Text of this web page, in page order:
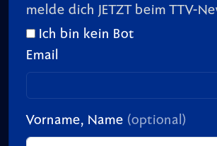
melde dich JETZT beim TTV-
Ich bin kein Bot
Email
Vorname, Name (optional)